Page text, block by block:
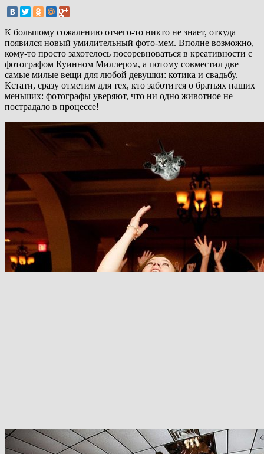
К большому сожалению отчего-то никто не знает, откуда
появился новый умилительный фото-мем. Вполне возможно,
кому-то просто захотелось посоревноваться в креативности с
фотографом Куинном Миллером, а потому совместил две
самые милые вещи для любой девушки: котика и свадьбу.
Кстати, сразу отметим для тех, кто заботится о братьях наших
меньших: фотографы уверяют, что ни одно животное не
пострадало в процессе!